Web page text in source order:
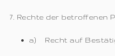
7. Rechte der betroffenen
a) Recht auf